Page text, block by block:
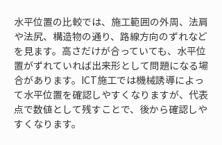
水平位置の比較では、施工範囲の外周、法肩
や法尻、構造物の通り、路線方向のずれなど
を見ます。高さだけが合っていても、水平位
置がずれていれば出来形として問題になる場
合があります。ICT施工では機械誘導によっ
て水平位置を確認しやすくなりますが、代表
点で数値として残すことで、後から確認しや
すくなります。